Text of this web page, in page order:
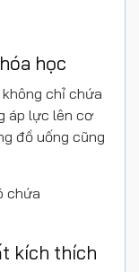
học
chỉ chứa
áp lực lên cơ
đồ uống cũng
chứa
kích thích